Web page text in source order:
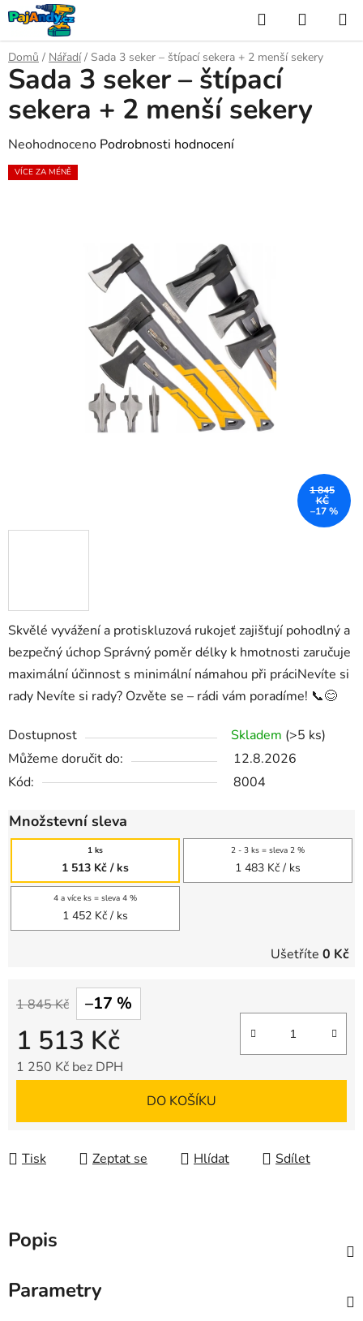
Přejít
na
obsah
Hledat
KOŠÍK
Domů / Nářadí / Sada 3 seker – štípací sekera + 2 menší sekery
Skvělé vyvážení a protiskluzová rukojeť zajišťují pohodlný a
bezpečný úchop Správný poměr délky k hmotnosti zaručuje
maximální účinnost s minimální námahou při práciNevíte si
rady Nevíte si rady? Ozvěte se – rádi vám poradíme! 📞😊
Dostupnost Skladem (>5 ks)
Můžeme doručit do:
12.8.2026
Kód:
8004
Množstevní sleva
1 ks
1 513 Kč / ks
2 - 3 ks = sleva 2 %
1 483 Kč / ks
4 a více ks = sleva 4 %
1 452 Kč / ks
Ušetříte 0 Kč
1 845 Kč –17 %
1 513 Kč
1 250 Kč bez DPH
DO KOŠÍKU
Tisk Zeptat se Hlídat Sdílet
Sada 3 seker – štípací
sekera + 2 menší sekery
Průměrné
hodnocení
Neohodnoceno Podrobnosti hodnocení
VÍCE ZA MÉNĚ
1 845
KČ
–17 %
Popis
Parametry